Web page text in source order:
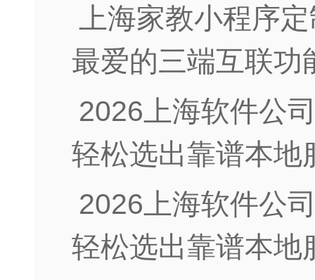
上海家教小程序
最爱的三端互联功
2026上海软件公
轻松选出靠谱本地
2026上海软件公
轻松选出靠谱本地